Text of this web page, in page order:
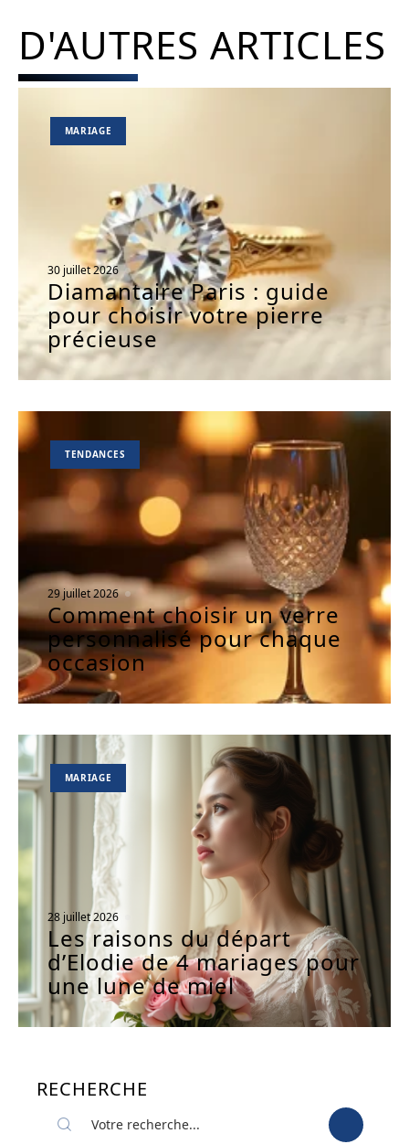
D'AUTRES ARTICLES
MARIAGE
30 juillet 2026
Diamantaire Paris : guide
pour choisir votre pierre
précieuse
TENDANCES
29 juillet 2026
Comment choisir un verre
personnalisé pour chaque
occasion
MARIAGE
28 juillet 2026
Les raisons du départ
d’Elodie de 4 mariages pour
une lune de miel
RECHERCHE